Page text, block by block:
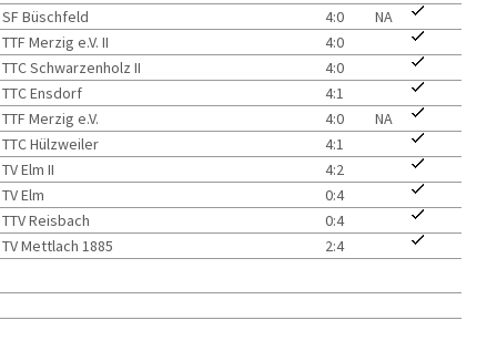
SF Büschfeld 4:0
NA
TTF Merzig e.V. II
4:0
TTC Schwarzenholz II
4:0
TTC Ensdorf
4:1
TTF Merzig e.V.
4:0
NA
TTC Hülzweiler
4:1
TV Elm II
4:2
TV Elm
0:4
TTV Reisbach
0:4
TV Mettlach 1885
2:4